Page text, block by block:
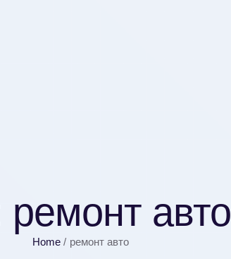
ремонт авто
Home / ремонт авто